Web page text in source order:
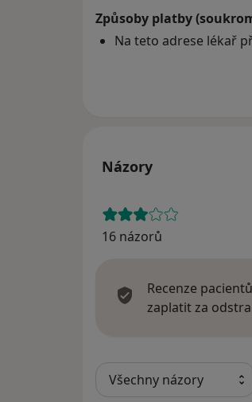
Způsoby platby
Na teto adrese lékař
Názory
16 názorů
Recenze
zaplatit za